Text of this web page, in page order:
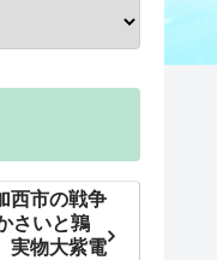
西市の戦争
さいと鶉
実物大紫電